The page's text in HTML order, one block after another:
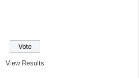
View Results